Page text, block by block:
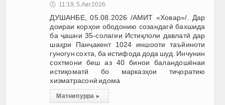
🕔 11:19, 5.Авг 2026
ДУШАНБЕ, 05.08.2026 /АМИТ «Ховар»/. Дар
доираи корҳои ободонию созандагӣ бахшида
ба ҷашни 35-солагии Истиқлоли давлатӣ дар
шаҳри Панҷакент 1024 иншооти таъйиноти
гуногун сохта, ба истифода дода шуд. Инчунин
сохтмони беш аз 40 бинои баландошёнаи
истиқоматӣ бо марказҳои тиҷоратию
хизматрасонӣ идома
Матни пурра ▸